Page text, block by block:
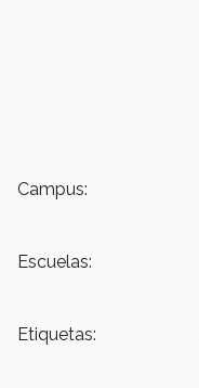
Campus:
Escuelas:
Etiquetas: